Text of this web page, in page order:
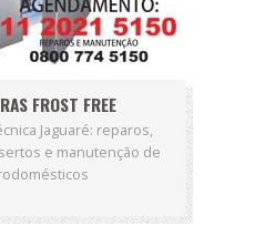
FROST FREE
Jaguaré: reparos,
e manutenção de